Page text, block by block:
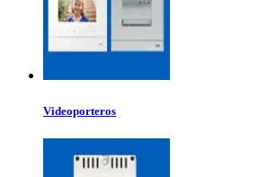
Videoporteros